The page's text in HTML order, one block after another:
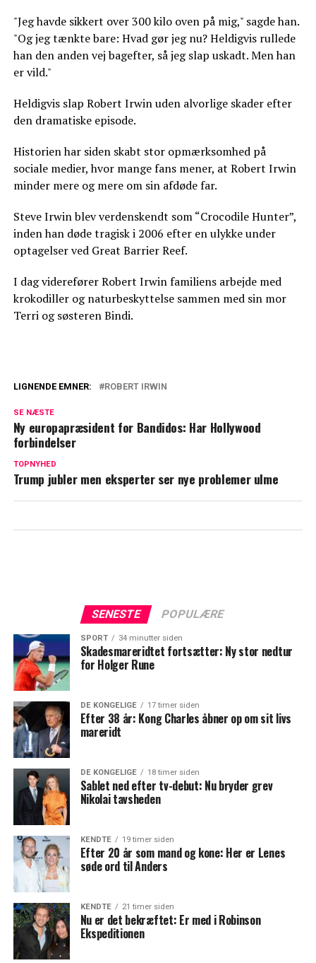
"Jeg havde sikkert over 300 kilo oven på mig," sagde han.
"Og jeg tænkte bare: Hvad gør jeg nu? Heldigvis rullede
han den anden vej bagefter, så jeg slap uskadt. Men han
er vild."
Heldigvis slap Robert Irwin uden alvorlige skader efter
den dramatiske episode.
Historien har siden skabt stor opmærksomhed på
sociale medier, hvor mange fans mener, at Robert Irwin
minder mere og mere om sin afdøde far.
Steve Irwin blev verdenskendt som “Crocodile Hunter”,
inden han døde tragisk i 2006 efter en ulykke under
optagelser ved Great Barrier Reef.
I dag viderefører Robert Irwin familiens arbejde med
krokodiller og naturbeskyttelse sammen med sin mor
Terri og søsteren Bindi.
mellem Vild med dans-stjerner
Eller Robert Irwin brød sammen på live-
LIGNENDE EMNER: ROBERT IRWIN
SE NÆSTE
Ny europapræsident for Bandidos: Har Hollywood
forbindelser
TOPNYHED
Trump jubler men eksperter ser nye problemer ulme
SENESTE POPULÆRE
SPORT 34 minutter siden
Skadesmareridtet fortsætter: Ny stor nedtur
for Holger Rune
DE KONGELIGE 17 timer siden
Efter 38 år: Kong Charles åbner op om sit livs
mareridt
DE KONGELIGE 18 timer siden
Sablet ned efter tv-debut: Nu bryder grev
Nikolai tavsheden
KENDTE 19 timer siden
Efter 20 år som mand og kone: Her er Lenes
søde ord til Anders
KENDTE 21 timer siden
Nu er det bekræftet: Er med i Robinson
Ekspeditionen